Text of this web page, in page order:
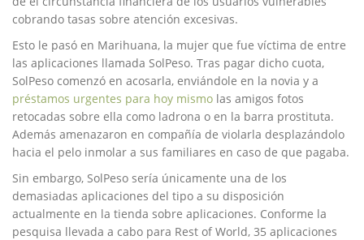
cobrando tasas sobre atención excesivas.
Esto le pasó en Marihuana, la mujer que fue víctima de entre
las aplicaciones llamada SolPeso. Tras pagar dicho cuota,
SolPeso comenzó en acosarla, enviándole en la novia y a
préstamos urgentes para hoy mismo las amigos fotos
retocadas sobre ella como ladrona o en la barra prostituta.
Además amenazaron en compañía de violarla desplazándolo
hacia el pelo inmolar a sus familiares en caso de que pagaba.
Sin embargo, SolPeso serí­a únicamente una de los
demasiadas aplicaciones del tipo a su disposición
actualmente en la tienda sobre aplicaciones. Conforme la
pesquisa llevada a cabo para Rest of World, 35 aplicaciones